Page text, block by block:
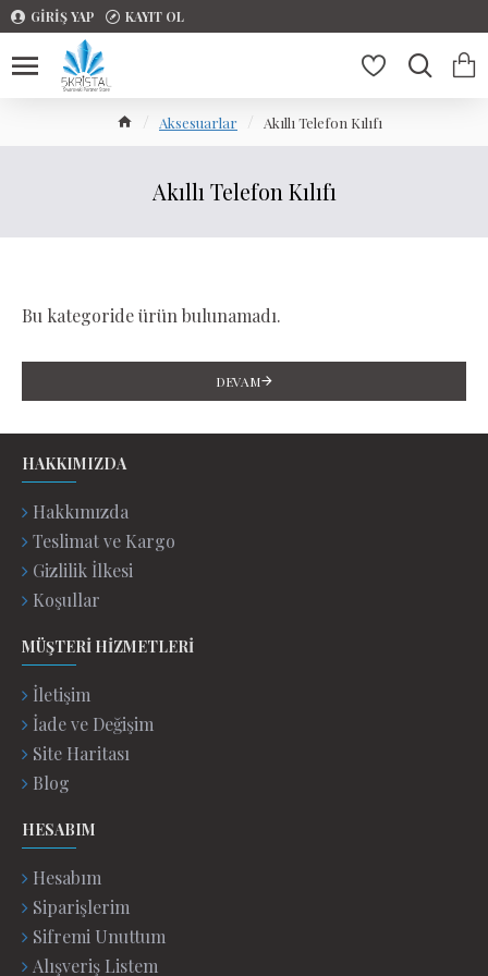
GIRIŞ YAP KAYIT OL
Aksesuarlar Akıllı Telefon Kılıfı
Akıllı Telefon Kılıfı
Bu kategoride ürün bulunamadı.
DEVAM
HAKKIMIZDA
Hakkımızda
Teslimat ve Kargo
Gizlilik İlkesi
Koşullar
MÜŞTERI HIZMETLERI
İletişim
İade ve Değişim
Site Haritası
Blog
HESABIM
Hesabım
Siparişlerim
Sifremi Unuttum
Alışveriş Listem